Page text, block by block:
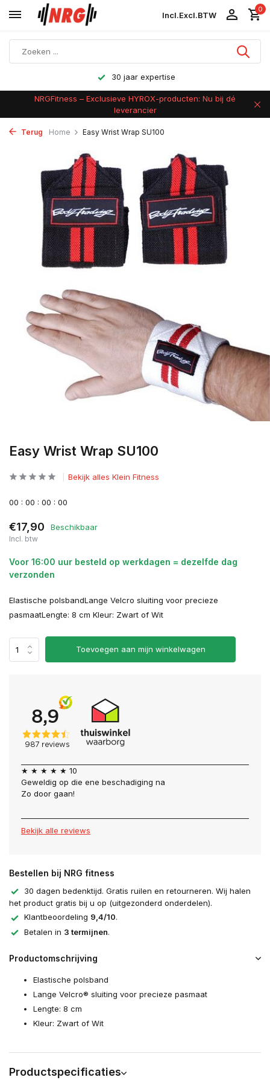
Incl.Excl.BTW
0
30 jaar expertise
NRGFitness – Exclusieve HYROX-producten: Nu bij dé
leverancier
Terug Home Easy Wrist Wrap SU100
Easy Wrist Wrap SU100
Bekijk alles Klein Fitness
00 : 00 : 00 : 00
€17,90 Beschikbaar
Incl. btw
Voor 16:00 uur besteld op werkdagen = dezelfde dag
verzonden
Elastische polsbandLange Velcro sluiting voor precieze
pasmaatLengte: 8 cm Kleur: Zwart of Wit
Toevoegen aan mijn winkelwagen
★ ★ ★ ★ ★ 10
Geweldig op die ene beschadiging na
Zo door gaan!
Bekijk alle reviews
Bestellen bij NRG fitness
30 dagen bedenktijd. Gratis ruilen en retourneren. Wij halen
het product gratis bij u op (uitgezonderd onderdelen).
Klantbeoordeling 9,4/10.
Betalen in 3 termijnen.
Productomschrijving
Elastische polsband
Lange Velcro® sluiting voor precieze pasmaat
Lengte: 8 cm
Kleur: Zwart of Wit
Productspecificaties